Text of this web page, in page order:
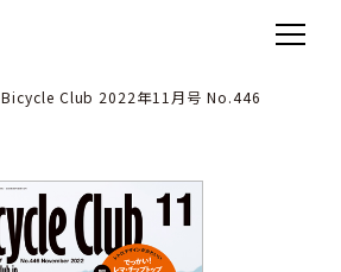
Bicycle Club 2022年11月号 No.446